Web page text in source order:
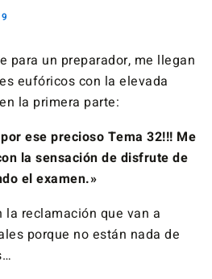
para un preparador, me llegan
eufóricos con la elevada
la primera parte:
ese precioso Tema 32!!! Me
la sensación de disfrute de
el examen.»
reclamación que van a
porque no están nada de